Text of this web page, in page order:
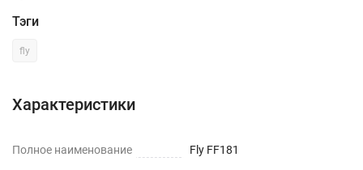
Тэги
fly
Характеристики
Полное наименование Fly FF181